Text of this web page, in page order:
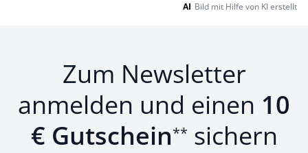
AI Bild mit Hilfe von KI erstellt
Zum Newsletter
anmelden und einen 10
€ Gutschein** sichern